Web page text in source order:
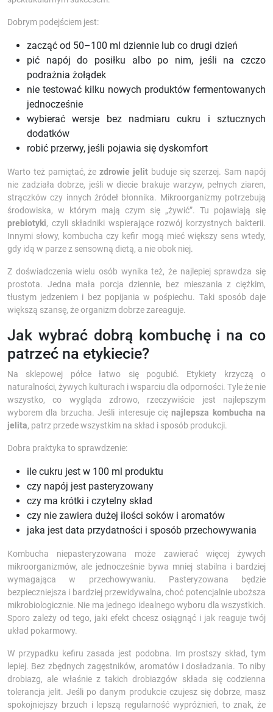
Dobrym podejściem jest:
zacząć od 50–100 ml dziennie lub co drugi dzień
pić napój do posiłku albo po nim, jeśli na czczo
podrażnia żołądek
nie testować kilku nowych produktów fermentowanych
jednocześnie
wybierać wersje bez nadmiaru cukru i sztucznych
dodatków
robić przerwy, jeśli pojawia się dyskomfort
Warto też pamiętać, żezdrowie jelit buduje się szerzej. Sam napój
nie zadziała dobrze, jeśli w diecie brakuje warzyw, pełnych ziaren,
strączków czy innych źródeł błonnika. Mikroorganizmy potrzebują
środowiska, w którym mają czym się „żywić”. Tu pojawiają się
prebiotyki, czyli składniki wspierające rozwój korzystnych bakterii.
Innymi słowy, kombucha czy kefir mogą mieć większy sens wtedy,
gdy idą w parze z sensowną dietą, a nie obok niej.
Z doświadczenia wielu osób wynika też, że najlepiej sprawdza się
prostota. Jedna mała porcja dziennie, bez mieszania z ciężkim,
tłustym jedzeniem i bez popijania w pośpiechu. Taki sposób daje
większą szansę, że organizm dobrze zareaguje.
Jak wybrać dobrą kombuchę i na co
patrzeć na etykiecie?
Na sklepowej półce łatwo się pogubić. Etykiety krzyczą o
naturalności, żywych kulturach i wsparciu dla odporności. Tyle że nie
wszystko, co wygląda zdrowo, rzeczywiście jest najlepszym
wyborem dla brzucha. Jeśli interesuje cięnajlepsza kombucha na
jelita, patrz przede wszystkim na skład i sposób produkcji.
Dobra praktyka to sprawdzenie:
ile cukru jest w 100 ml produktu
czy napój jest pasteryzowany
czy ma krótki i czytelny skład
czy nie zawiera dużej ilości soków i aromatów
jaka jest data przydatności i sposób przechowywania
Kombucha niepasteryzowana może zawierać więcej żywych
mikroorganizmów, ale jednocześnie bywa mniej stabilna i bardziej
wymagająca w przechowywaniu. Pasteryzowana będzie
bezpieczniejsza i bardziej przewidywalna, choć potencjalnie uboższa
mikrobiologicznie. Nie ma jednego idealnego wyboru dla wszystkich.
Sporo zależy od tego, jaki efekt chcesz osiągnąć i jak reaguje twój
układ pokarmowy.
W przypadku kefiru zasada jest podobna. Im prostszy skład, tym
lepiej. Bez zbędnych zagęstników, aromatów i dosładzania. To niby
drobiazg, ale właśnie z takich drobiazgów składa się codzienna
tolerancja jelit. Jeśli po danym produkcie czujesz się dobrze, masz
spokojniejszy brzuch i lepszą regularność wypróżnień, to znak, że